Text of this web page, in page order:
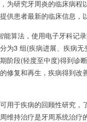
为研究牙周炎的临床病
供患者最新的临床信息，
能算法，使用电子牙科记
为3 组(疾病进展、疾病
阶段(轻度至中度)得到诊
修复和再生，疾病得到
用于疾病的回顾性研究
维持治疗是牙周系统治